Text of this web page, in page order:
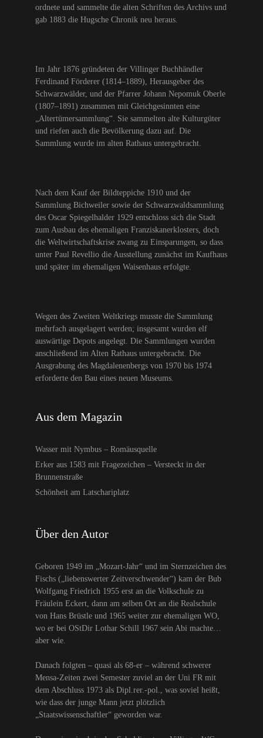
ordnete und sammelte die alten Schriften des Archivs und
gab 1883 die Hugsche Chronik neu heraus.
Im Jahr 1876 gründeten der Villinger Buchhändler
Ferdinand Förderer (1814–1889), Herausgeber des
Schwarzwälder, und der Pfarrer Johann Nepomuk Oberle
(1807–1891) zusammen mit Gleichgesinnten eine
„Altertümersammlung“. Sie sammelten alte Kulturgüter
und riefen auch die Bevölkerung dazu auf. Die
Sammlung wurde im alten Rathaus untergebracht.
Nach dem Kauf der Bildteppiche 1910 und der
Sammlung Bichweiler sowie der Schwarzwaldsammlung
des Oscar Spiegelhalder 1929 entschloss sich die Stadt
zum Ausbau des ehemaligen Franziskanerklosters, doch
die Weltwirtschaftskrise zwang zu Einsparungen, so dass
unter Paul Revellio die Ausstellung zunächst im Kaufhaus
und später im ehemaligen Waisenhaus erfolgte.
Wegen des Zweiten Weltkriegs musste die Sammlung
mehrfach ausgelagert werden; insgesamt wurden elf
auswärtige Depots angelegt. Die Sammlungen wurden
anschließend im Alten Rathaus untergebracht. Die
Ausgrabung des Magdalenenbergs von 1970 bis 1974
erforderte den Bau eines neuen Museums.
Aus dem Magazin
Wasser mit Nymbus – Romäusquelle
Erker aus 1583 mit Fragezeichen – Versteckt in der
Brunnenstraße
Schönheit am Latschariplatz
Über den Autor
Geboren 1949 im „Mozart-Jahr“ und im Sternzeichen des
Fischs („liebenswerter Zeitverschwender“) kam der Bub
Wolfgang Friedrich 1955 erst an die Volkschule zu
Fräulein Eckert, dann am selben Ort an die Realschule
von Hans Brüstle und 1965 weiter zur ehemaligen WO,
wo er bei OStDir Lothar Schill 1967 sein Abi machte…
aber wie.
Danach folgten – quasi als 68-er – während schwerer
Mensa-Zeiten zwei Semester zuviel an der Uni FR mit
dem Abschluss 1973 als Dipl.rer.-pol., was soviel heißt,
wie dass der junge Mann jetzt plötzlich
„Staatswissenschaftler“ geworden war.